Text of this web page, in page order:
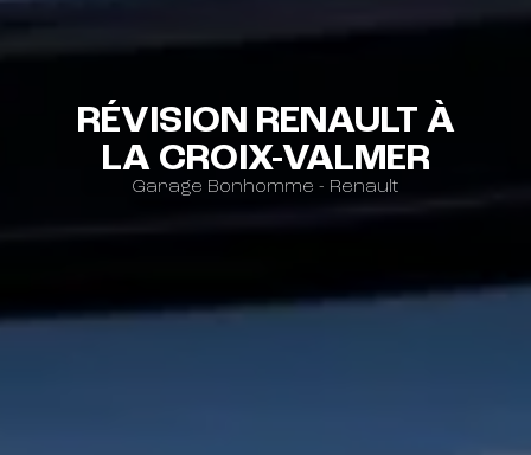
RÉVISION RENAULT À
LA CROIX-VALMER
Garage Bonhomme - Renault